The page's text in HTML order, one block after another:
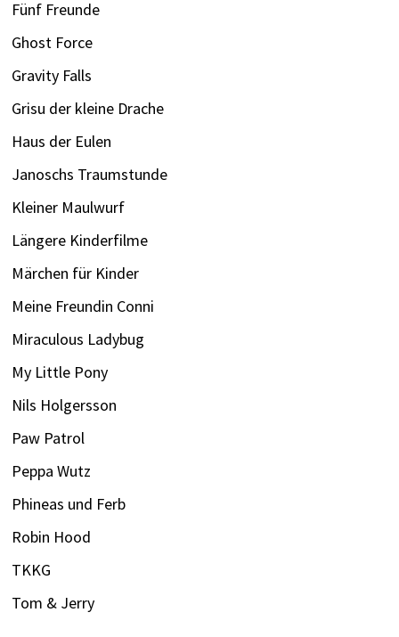
Fünf Freunde
Ghost Force
Gravity Falls
Grisu der kleine Drache
Haus der Eulen
Janoschs Traumstunde
Kleiner Maulwurf
Längere Kinderfilme
Märchen für Kinder
Meine Freundin Conni
Miraculous Ladybug
My Little Pony
Nils Holgersson
Paw Patrol
Peppa Wutz
Phineas und Ferb
Robin Hood
TKKG
Tom & Jerry